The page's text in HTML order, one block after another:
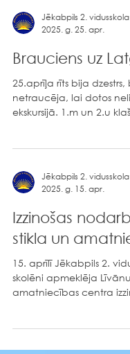
Jēkabpils 2. vidusskola
2025. g. 25. apr.
Brauciens uz
25.aprīļa rīts bija dzestrs,
netraucēja, lai dotos
ekskursijā. 1.m un
Jēkabpils 2. vidusskola
2025. g. 15. apr.
Izzinošas
stikla un
15. aprīlī Jēkabpils 2.
skolēni apmeklēja
amatniecības centra